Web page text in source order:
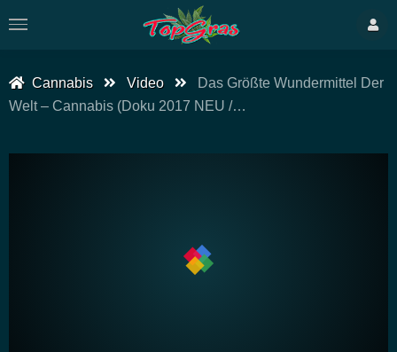
Cannabis Video
Das Größte Wundermittel Der
Welt – Cannabis (Doku 2017 NEU /…